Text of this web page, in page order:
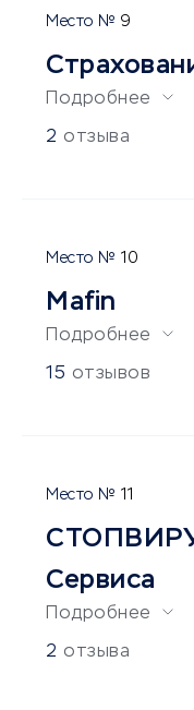
9
Подробнее
2 отзыва
10
Mafin
Подробнее
15 отзывов
11
Сервиса
Подробнее
2 отзыва